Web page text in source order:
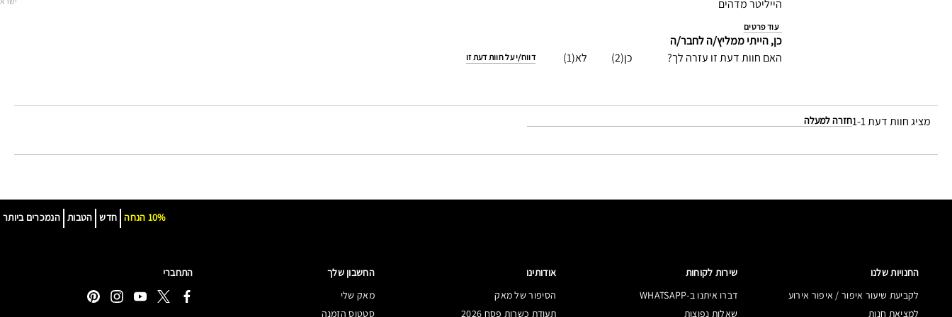
הייליטר מדהים
עוד פרטים
כן, הייתי ממליץ/ה לחבר/ה
האם חוות דעת זו עזרה לך?
2
1 דווח/י על חוות דעת זו
מציג חוות דעת1-1חזרה למעלה
הנמכרים ביותר הטבות חדש 10% הנחה
החנויות שלנו
לקביעת שיעור איפור / איפור אירוע
למציאת חנות
שירות לקוחות
דברו איתנו ב-WHATSAPP
שאלות נפוצות
אודותינו
הסיפור של מאק
תעודת כשרות פסח 2026
החשבון שלך
מאק שלי
סטטוס הזמנה
התחברי